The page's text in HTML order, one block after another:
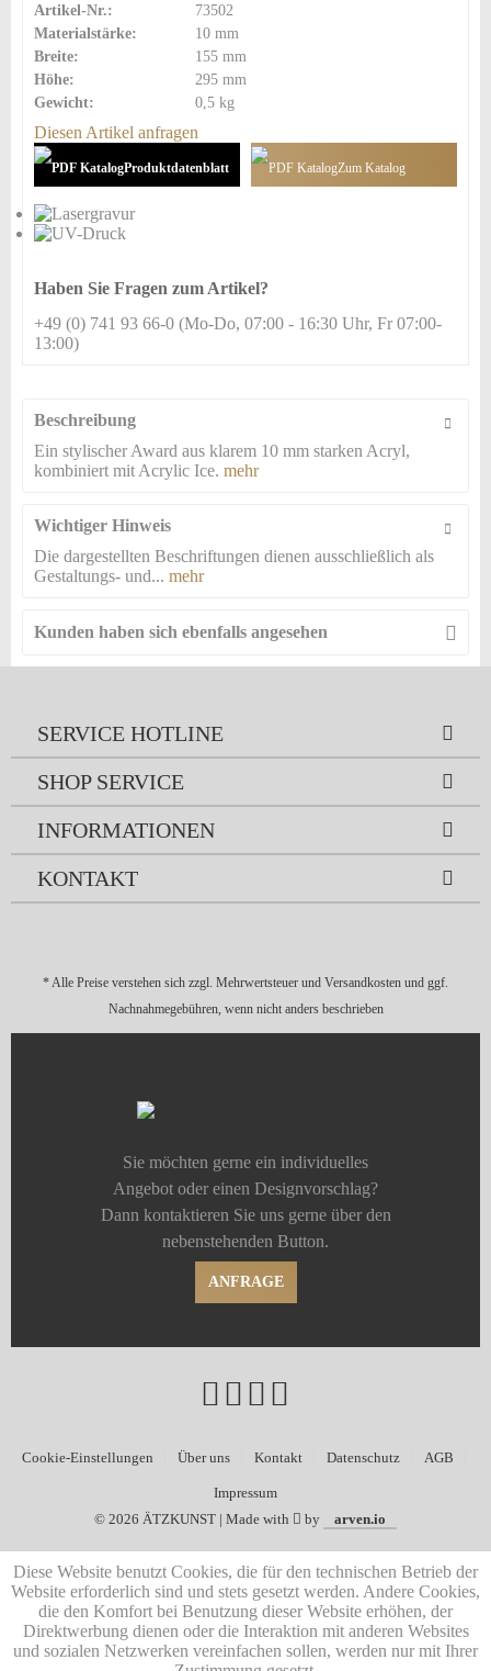
Artikel-Nr.:
73502
Materialstärke:
10 mm
Breite:
155 mm
Höhe:
295 mm
Gewicht:
0,5 kg
Diesen Artikel anfragen
Produktdatenblatt Zum Katalog
Haben Sie Fragen zum Artikel?
+49 (0) 741 93 66-0 (Mo-Do, 07:00 - 16:30 Uhr, Fr 07:00-
13:00)
Beschreibung
Ein stylischer Award aus klarem 10 mm starken Acryl,
kombiniert mit Acrylic Ice. mehr
Wichtiger Hinweis
Die dargestellten Beschriftungen dienen ausschließlich als
Gestaltungs- und... mehr
Kunden haben sich ebenfalls angesehen
SERVICE HOTLINE
SHOP SERVICE
INFORMATIONEN
KONTAKT
* Alle Preise verstehen sich zzgl. Mehrwertsteuer und Versandkosten und ggf.
Nachnahmegebühren, wenn nicht anders beschrieben
Sie möchten gerne ein individuelles
Angebot oder einen Designvorschlag?
Dann kontaktieren Sie uns gerne über den
nebenstehenden Button.
ANFRAGE
Cookie-Einstellungen Über uns Kontakt Datenschutz AGB
Impressum
© 2026 ÄTZKUNST | Made with by arven.io
Diese Website benutzt Cookies, die für den technischen Betrieb der
Website erforderlich sind und stets gesetzt werden. Andere Cookies,
die den Komfort bei Benutzung dieser Website erhöhen, der
Direktwerbung dienen oder die Interaktion mit anderen Websites
und sozialen Netzwerken vereinfachen sollen, werden nur mit Ihrer